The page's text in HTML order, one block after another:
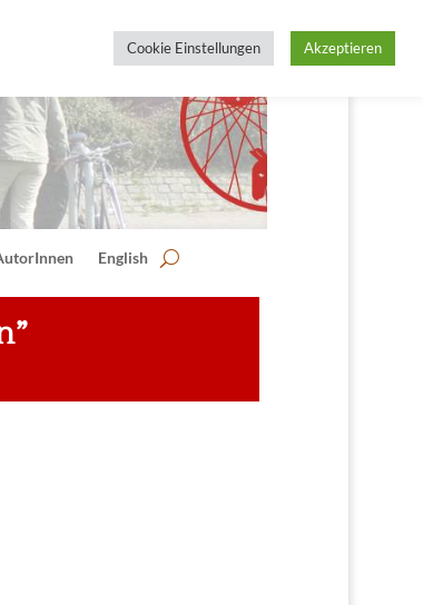
English
Cookie Einstellungen Akzeptieren